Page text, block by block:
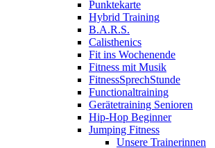
Punktekarte
Hybrid Training
B.A.R.S.
Calisthenics
Fit ins Wochenende
Fitness mit Musik
FitnessSprechStunde
Functionaltraining
Gerätetraining Senioren
Hip-Hop Beginner
Jumping Fitness
Unsere Trainerinnen